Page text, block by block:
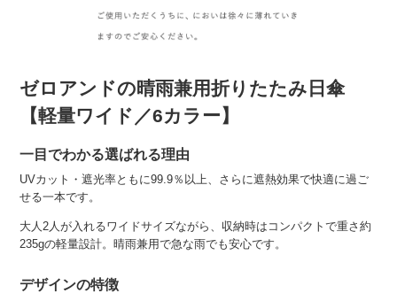
ゼロアンドの晴雨兼用折りたたみ日傘
【軽量ワイド／6カラー】
一目でわかる選ばれる理由
UVカット・遮光率ともに99.9％以上、さらに遮熱効果で快適に過ご
せる一本です。
大人2人が入れるワイドサイズながら、収納時はコンパクトで重さ約
235gの軽量設計。晴雨兼用で急な雨でも安心です。
デザインの特徴